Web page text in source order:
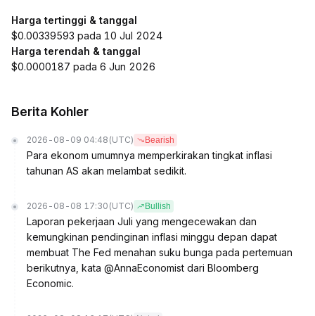
Harga tertinggi & tanggal
$0.00339593 pada 10 Jul 2024
Harga terendah & tanggal
$0.0000187 pada 6 Jun 2026
Berita Kohler
2026-08-09 04:48 (UTC) Bearish
Para ekonom umumnya memperkirakan tingkat inflasi
tahunan AS akan melambat sedikit.
2026-08-08 17:30 (UTC) Bullish
Laporan pekerjaan Juli yang mengecewakan dan
kemungkinan pendinginan inflasi minggu depan dapat
membuat The Fed menahan suku bunga pada pertemuan
berikutnya, kata @AnnaEconomist dari Bloomberg
Economic.